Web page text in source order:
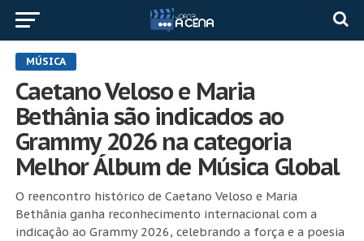
MÚSICA
Caetano Veloso e Maria
Bethânia são indicados ao
Grammy 2026 na categoria
Melhor Álbum de Música Global
O reencontro histórico de Caetano Veloso e Maria
Bethânia ganha reconhecimento internacional com a
indicação ao Grammy 2026, celebrando a força e a poesia